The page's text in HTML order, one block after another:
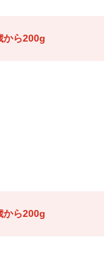
から200g
から200g